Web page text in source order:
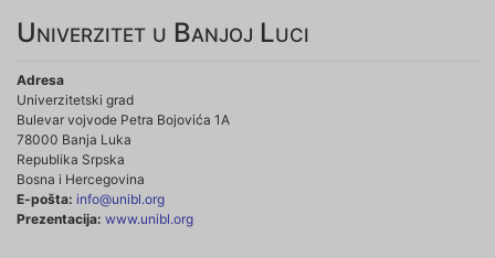
Univerzitet u Banjoj Luci
Adresa
Univerzitetski grad
Bulevar vojvode Petra Bojovića 1A
78000 Banja Luka
Republika Srpska
Bosna i Hercegovina
E-pošta: info@unibl.org
Prezentacija: www.unibl.org